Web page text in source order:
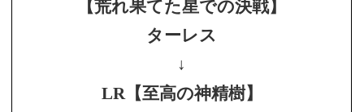
【荒れ果てた星での決戦】
ターレス
↓
LR【至高の神精樹】